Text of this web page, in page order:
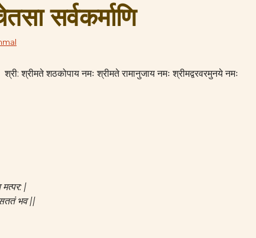
सर्वकर्माणि
श्री: श्रीमते शठकोपाय नमः श्रीमते रामानुजाय नमः श्रीमद्वरवरमुनये नमः
मत्पर: |
सततं भव ||